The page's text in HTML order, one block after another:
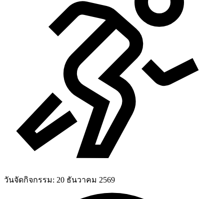
วันจัดกิจกรรม: 20 ธันวาคม 2569